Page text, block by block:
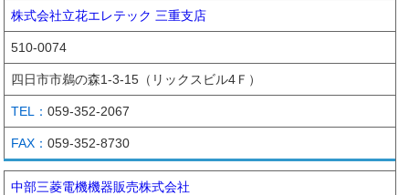
株式会社立花エレテック 三重支店
510-0074
四日市市鵜の森1-3-15（リックスビル4Ｆ）
059-352-2067
059-352-8730
中部三菱電機機器販売株式会社